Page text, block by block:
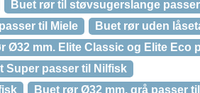
Buet rør til støvsugerslange
til Miele
Buet rør uden
Ø32 mm. Elite Classic og Elite Eco
Super passer til Nilfisk
Buet rør Ø32 mm. grå passer